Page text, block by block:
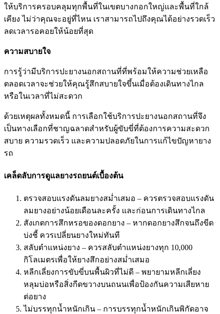
ให้บริการครอบคลุมทุกพื้นที่ในเขตบางกอกใหญ่และพื้นที่ใกล้
เคียง ไม่ว่าคุณจะอยู่ที่ไหน เราสามารถไปถึงคุณได้อย่างรวดเร็ว
ลดเวลารอคอยให้น้อยที่สุด
ความสบายใจ
การรู้ว่ามีบริการปะยางนอกสถานที่ที่พร้อมให้ความช่วยเหลือ
ตลอดเวลาจะช่วยให้คุณรู้สึกสบายใจขึ้นเมื่อต้องเดินทางไกล
หรือในเวลาที่ไม่สะดวก
ด้วยเหตุผลทั้งหมดนี้ การเลือกใช้บริการปะยางนอกสถานที่จึง
เป็นทางเลือกที่ชาญฉลาดสําหรับผู้ขับขี่ที่ต้องการความสะดวก
สบาย ความรวดเร็ว และความปลอดภัยในการแก้ไขปัญหายาง
รถ
เคล็ดลับการดูแลยางรถยนต์เบื้องต้น
ตรวจสอบแรงดันลมยางสม่ำเสมอ – ควรตรวจสอบแรงดัน
ลมยางอย่างน้อยเดือนละครั้ง และก่อนการเดินทางไกล
สังเกตการสึกหรอของดอกยาง – หากดอกยางสึกจนถึงขีด
บ่งชี้ ควรเปลี่ยนยางใหม่ทันที
สลับตำแหน่งยาง – ควรสลับตำแหน่งยางทุก 10,000
กิโลเมตรเพื่อให้ยางสึกอย่างสม่ำเสมอ
หลีกเลี่ยงการขับขี่บนพื้นผิวที่ไม่ดี – พยายามหลีกเลี่ยง
หลุมบ่อหรือสิ่งกีดขวางบนถนนเพื่อป้องกันความเสียหาย
ต่อยาง
ไม่บรรทุกน้ำหนักเกิน – การบรรทุกน้ำหนักเกินพิกัดอาจ